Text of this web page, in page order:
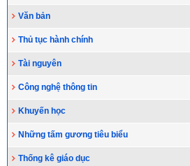
Văn bản
Thủ tục hành chính
Tài nguyên
Công nghệ thông tin
Khuyến học
Những tấm gương tiêu biểu
Thống kê giáo dục